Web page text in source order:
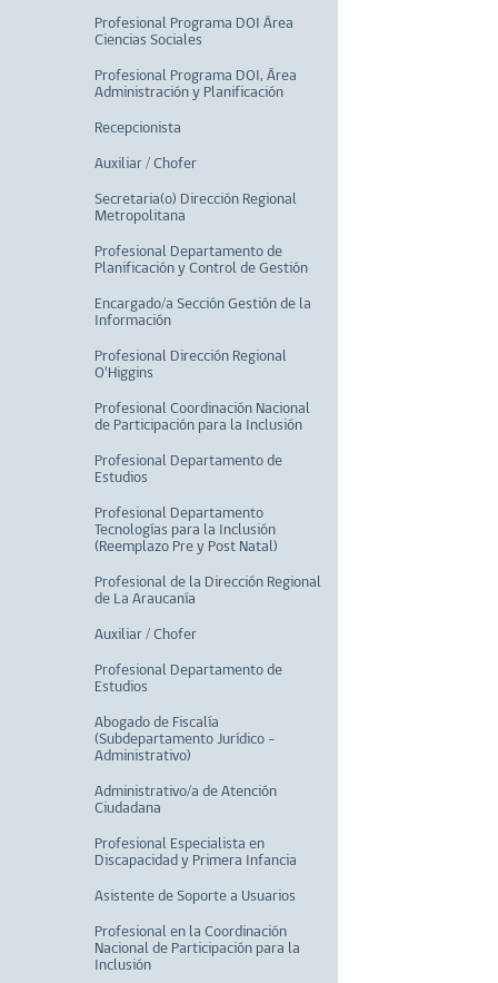
Profesional Programa DOI Área
Ciencias Sociales
Profesional Programa DOI, Área
Administración y Planificación
Recepcionista
Auxiliar / Chofer
Secretaria(o) Dirección Regional
Metropolitana
Profesional Departamento de
Planificación y Control de Gestión
Encargado/a Sección Gestión de la
Información
Profesional Dirección Regional
O'Higgins
Profesional Coordinación Nacional
de Participación para la Inclusión
Profesional Departamento de
Estudios
Profesional Departamento
Tecnologías para la Inclusión
(Reemplazo Pre y Post Natal)
Profesional de la Dirección Regional
de La Araucanía
Auxiliar / Chofer
Profesional Departamento de
Estudios
Abogado de Fiscalía
(Subdepartamento Jurídico -
Administrativo)
Administrativo/a de Atención
Ciudadana
Profesional Especialista en
Discapacidad y Primera Infancia
Asistente de Soporte a Usuarios
Profesional en la Coordinación
Nacional de Participación para la
Inclusión